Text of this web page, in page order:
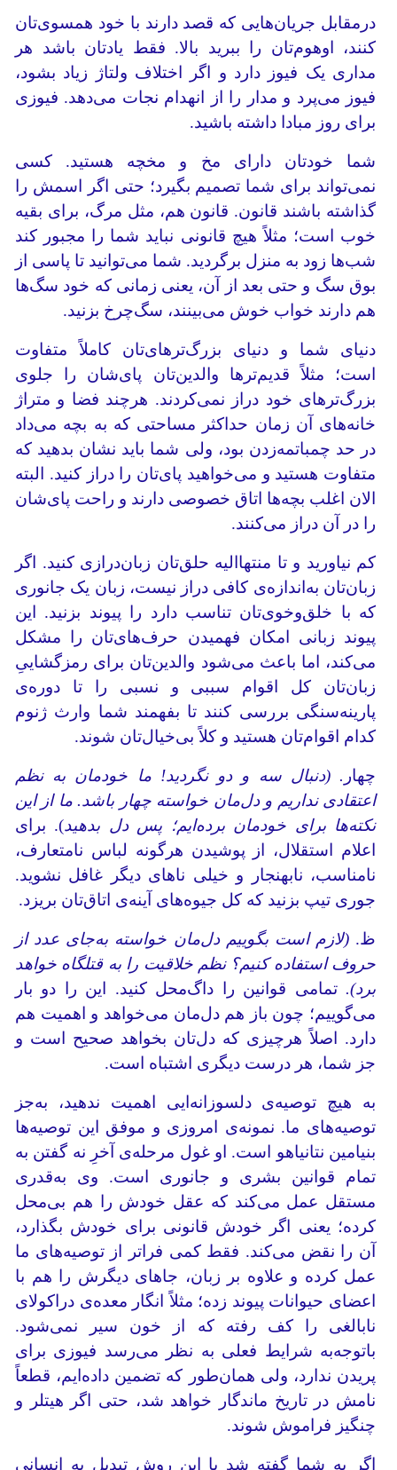
درمقابل جریان‌هایی که قصد دارند با خود همسوی‌تان
کنند، اوهوم‌تان را ببرید بالا. فقط یادتان باشد هر
مداری یک فیوز دارد و اگر اختلاف ولتاژ زیاد بشود،
فیوز می‌پرد و مدار را از انهدام نجات می‌دهد. فیوزی
برای روز مبادا داشته باشید.
شما خودتان دارای مخ و مخچه هستید. کسی
نمی‌تواند برای شما تصمیم بگیرد؛ حتی اگر اسمش را
گذاشته باشند قانون. قانون هم، مثل مرگ، برای بقیه
خوب است؛ مثلاً هیچ قانونی نباید شما را مجبور کند
شب‌ها زود به منزل برگردید. شما می‌توانید تا پاسی از
بوق سگ و حتی بعد از آن، یعنی زمانی که خود سگ‌ها
هم دارند خواب خوش می‌بینند، سگ‌چرخ بزنید.
دنیای شما و دنیای بزرگ‌ترهای‌تان کاملاً متفاوت
است؛ مثلاً قدیم‌ترها والدین‌تان پای‌شان را جلوی
بزرگ‌ترهای خود دراز نمی‌کردند. هرچند فضا و متراژ
خانه‌های آن زمان حداکثر مساحتی که به بچه‌ می‌داد
در حد چمباتمه‌زدن بود، ولی شما باید نشان بدهید که
متفاوت هستید و می‌خواهید پای‌تان را دراز کنید. البته
الان اغلب بچه‌ها اتاق خصوصی دارند و راحت پای‌شان
را در آن دراز می‌کنند.
کم نیاورید و تا منتهاالیه حلق‌تان زبان‌درازی کنید. اگر
زبان‌تان به‌اندازه‌ی کافی دراز نیست، زبان یک جانوری
که با خلق‌وخوی‌تان تناسب دارد را پیوند بزنید. این
پیوند زبانی امکان فهمیدن حرف‌های‌تان را مشکل
می‌کند، اما باعث می‌شود والدین‌تان برای رمزگشاییِ
زبان‌تان کل اقوام سببی و نسبی را تا دوره‌ی
پارینه‌سنگی بررسی کنند تا بفهمند شما وارث ژنوم
کدام اقوام‌تان هستید و کلاً بی‌خیال‌تان شوند.
چهار . (دنبال سه و دو نگردید! ما خودمان به نظم
اعتقادی نداریم و دل‌مان خواسته چهار باشد. ما از این
نکته‌ها برای خودمان برده‌ایم؛ پس دل بدهید). برای
اعلام استقلال، از پوشیدن هرگونه لباس نامتعارف،
نامناسب، نابهنجار و خیلی ناهای دیگر غافل نشوید.
جوری تیپ بزنید که کل جیوه‌های آینه‌ی اتاق‌تان بریزد.
ظ.(لازم است بگوییم دل‌مان خواسته به‌جای عدد از
حروف استفاده کنیم؟ نظم خلاقیت را به قتلگاه خواهد
برد). تمامی قوانین را داگ‌محل کنید. این را دو بار
می‌گوییم؛ چون باز هم دل‌مان می‌خواهد و اهمیت هم
دارد. اصلاً هرچیزی که دل‌تان بخواهد صحیح است و
جز شما، هر درست دیگری اشتباه است.
به هیچ توصیه‌ی دلسوزانه‌ایی اهمیت ندهید، به‌جز
توصیه‌های ما. نمونه‌ی امروزی و موفق این توصیه‌ها
بنیامین نتانیاهو است. او غول مرحله‌ی آخرِ نه گفتن به
تمام قوانین بشری و جانوری است. وی به‌قدری
مستقل عمل می‌کند که عقل خودش را هم بی‌محل
کرده؛ یعنی اگر خودش قانونی برای خودش بگذارد،
آن را نقض می‌کند. فقط کمی فراتر از توصیه‌های ما
عمل کرده و علاوه بر زبان، جاهای دیگرش را هم با
اعضای حیوانات پیوند زده؛ مثلاً انگار معده‌ی دراکولای
نابالغی را کف رفته که از خون سیر نمی‌شود.
باتوجه‌به شرایط فعلی به نظر می‌رسد فیوزی برای
پریدن ندارد، ولی همان‌طور که تضمین داده‌‌ایم، قطعاً
نامش در تاریخ ماندگار خواهد شد، حتی اگر هیتلر و
چنگیز فراموش شوند.
اگر به شما گفته شد با این روش تبدیل به انسانی